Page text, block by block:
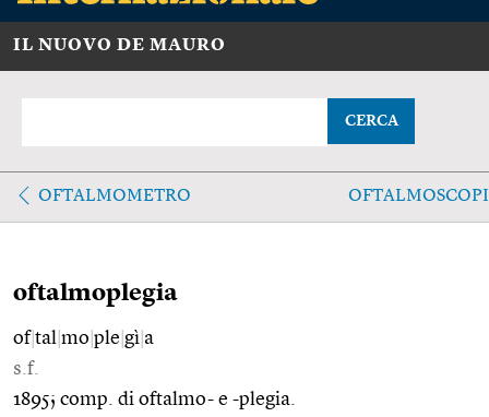
IL NUOVO DE MAURO
CERCA
OFTALMOMETRO
oftalmoplegia
of|tal mo ple gì a
s.f.
1895; comp. di oftalmo- e -plegia.